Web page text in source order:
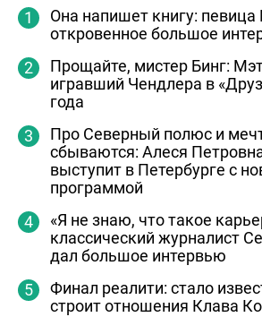
Она напишет книгу:
откровенное большое
Прощайте, мистер Бинг:
игравший Чендлера в
года
Про Северный полюс и
сбываются: Алеся
выступит в Петербурге с
программой
«Я не знаю, что такое
классический журналист
дал большое интервью
Финал реалити: стало
строит отношения Клава